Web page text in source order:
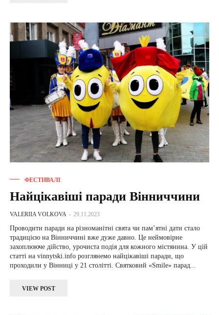
ФЕСТИВАЛІ
Найцікавіші паради Вінниччини
VALERIIA VOLKOVA - 29.11.2023
Проводити паради на різноманітні свята чи пам’ятні дати стало
традицією на Вінниччині вже дуже давно. Це неймовірне
захоплююче дійство, урочиста подія для кожного містянина. У цій
статті на vinnytski.info розглянемо найцікавіші паради, що
проходили у Вінниці у 21 столітті. Святковий «Smile» пaрaд...
VIEW POST